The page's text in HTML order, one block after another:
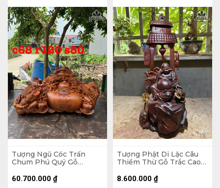
Tượng Ngũ Cóc Trấn
Chum Phú Quý Gỗ
Sâu 80 (cm)
60.700.000 ₫
Tượng Phật Di Lặc Câu
Thiềm Thừ Gỗ Trắc Cao
8.600.000 ₫